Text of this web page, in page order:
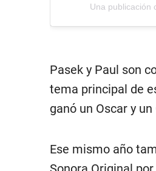
Una publicación
Pasek y Paul son
tema principal de
ganó un Oscar y
Ese mismo año